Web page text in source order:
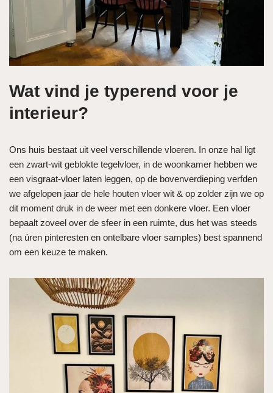
Wat vind je typerend voor je
interieur?
Ons huis bestaat uit veel verschillende vloeren. In onze hal ligt
een zwart-wit geblokte tegelvloer, in de woonkamer hebben we
een visgraat-vloer laten leggen, op de bovenverdieping verfden
we afgelopen jaar de hele houten vloer wit & op zolder zijn we op
dit moment druk in de weer met een donkere vloer. Een vloer
bepaalt zoveel over de sfeer in een ruimte, dus het was steeds
(na úren pinteresten en ontelbare vloer samples) best spannend
om een keuze te maken.